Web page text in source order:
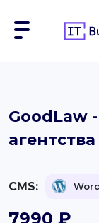
Сайты
Интернет-
GoodLaw
агентства
CMS:
7990 ₽